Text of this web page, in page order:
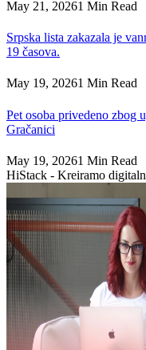
May 21, 20261 Min Read
Srpska lista zakazala je
19 časova.
May 19, 20261 Min Read
Pet osoba privedeno zbog
Gračanici
May 19, 20261 Min Read
HiStack - Kreiramo